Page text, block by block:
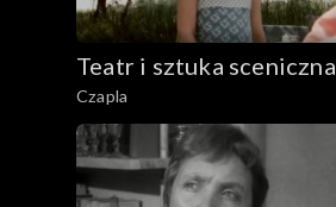
Teatr i sztuka sceniczna
Czapla